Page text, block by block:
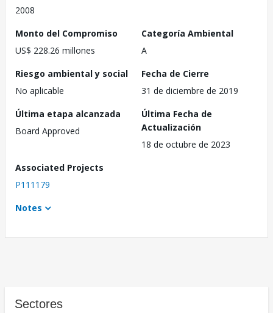
2008
Monto del Compromiso
US$ 228.26 millones
Categoría Ambiental
A
Riesgo ambiental y social
No aplicable
Fecha de Cierre
31 de diciembre de 2019
Última etapa alcanzada
Board Approved
Última Fecha de
Actualización
18 de octubre de 2023
Associated Projects
P111179
Notes
Sectores